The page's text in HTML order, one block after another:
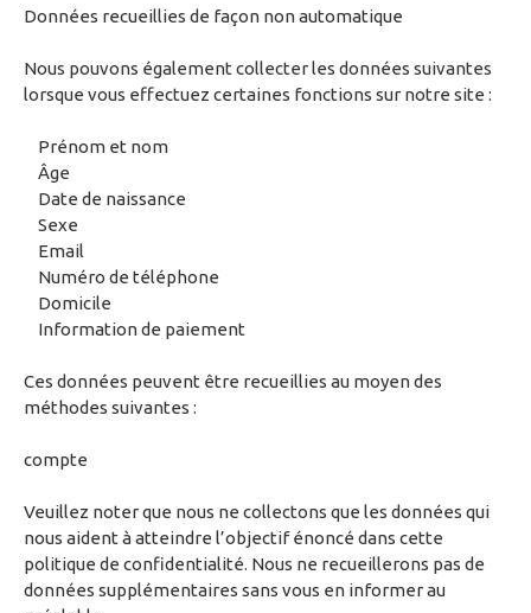
Données recueillies de façon non automatique
Nous pouvons également collecter les données suivantes
lorsque vous effectuez certaines fonctions sur notre site :
Prénom et nom
Âge
Date de naissance
Sexe
Email
Numéro de téléphone
Domicile
Information de paiement
Ces données peuvent être recueillies au moyen des
méthodes suivantes :
compte
Veuillez noter que nous ne collectons que les données qui
nous aident à atteindre l’objectif énoncé dans cette
politique de confidentialité. Nous ne recueillerons pas de
données supplémentaires sans vous en informer au